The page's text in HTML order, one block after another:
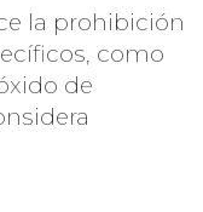
la prohibición
como
de